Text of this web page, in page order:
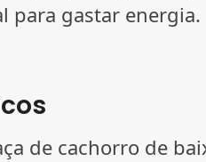
para gastar energia.
de cachorro de